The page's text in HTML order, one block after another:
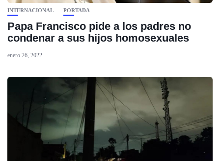
INTERNACIONAL PORTADA
Papa Francisco pide a los padres no
condenar a sus hijos homosexuales
enero 26, 2022